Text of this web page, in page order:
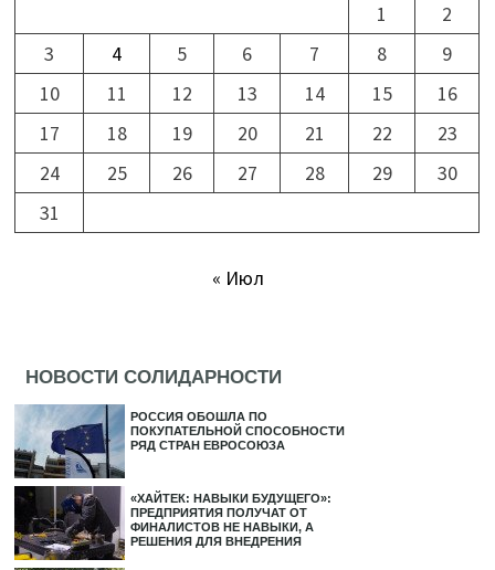
1
2
3
4 5 6 7 8
9
10
11 12 13 14 15
16
17
18 19 20 21 22
23
24
25 26 27 28 29
30
31
« Июл
НОВОСТИ СОЛИДАРНОСТИ
РОССИЯ ОБОШЛА ПО
ПОКУПАТЕЛЬНОЙ СПОСОБНОСТИ
РЯД СТРАН ЕВРОСОЮЗА
«ХАЙТЕК: НАВЫКИ БУДУЩЕГО»:
ПРЕДПРИЯТИЯ ПОЛУЧАТ ОТ
ФИНАЛИСТОВ НЕ НАВЫКИ, А
РЕШЕНИЯ ДЛЯ ВНЕДРЕНИЯ